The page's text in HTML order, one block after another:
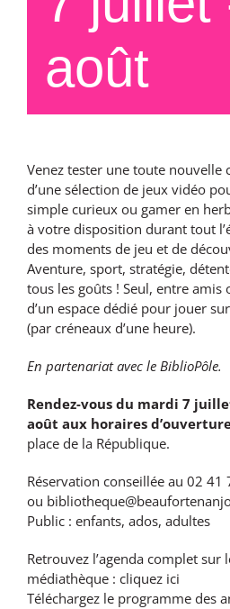
août
Venez tester une toute nouvelle
d’une sélection de jeux vidéo
simple curieux ou gamer en
à votre disposition durant tout
des moments de jeu et de
Aventure, sport, stratégie,
tous les goûts ! Seul, entre
d’un espace dédié pour jouer
(par créneaux d’une heure).
En partenariat avec le BiblioPôle.
Rendez-vous du mardi 7
août aux horaires
place de la République.
Réservation conseillée au 02 41
ou
Public : enfants, ados, adultes
Retrouvez l’agenda complet sur
médiathèque : cliquez ici
Téléchargez le programme des